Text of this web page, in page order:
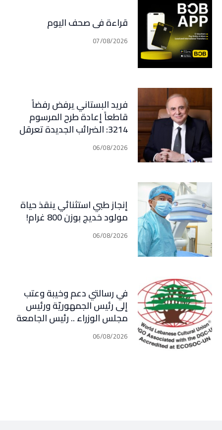
قراءة في صحف اليوم
07/08/2026
فريد البستاني يرفض رفضاً
قاطعاً إعادة طرح المرسوم
3214: الضرائب الجديدة تعرقل
التعافي الاقتصادي وتناقض
مبدأ الشراكة
06/08/2026
إنجاز طبي استثنائي ينقذ حياة
مولود خديج بوزن 800 غرام!
06/08/2026
في رسالتي دعم وخيبة وعتب
إلى رئيس الجمهوريّة ورئيس
مجلس الوزراء .. رئيس الجامعة
اللبنانية الثقافيّة في العالم
(WLCU) يؤكد دعم الدّولة06/08/2026